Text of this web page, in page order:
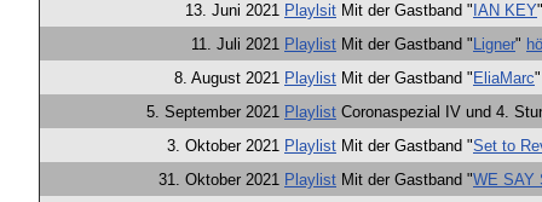
13. Juni 2021 Playlsit Mit der Gastband " IAN KEY
11. Juli 2021 Playlist Mit der Gastband " Ligner"
8. August 2021 Playlist Mit der Gastband " EliaMarc
5. September 2021 Playlist Coronaspezial IV und 4.
3. Oktober 2021 Playlist Mit der Gastband "Set to
31. Oktober 2021 Playlist Mit der Gastband "WE SAY